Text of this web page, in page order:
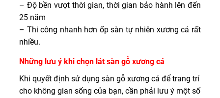
– Độ bền vượt thời gian, thời gian bảo hành lên đến
25 năm
– Thi công nhanh hơn ốp sàn tự nhiên xương cá rất
nhiều.
Những lưu ý khi chọn lát sàn gỗ xương cá
Khi quyết định sử dụng sàn gỗ xương cá để trang trí
cho không gian sống của bạn, cần phải lưu ý một số